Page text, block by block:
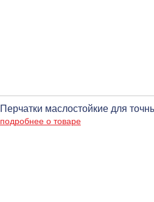
Перчатки маслостойкие для
подробнее о товаре